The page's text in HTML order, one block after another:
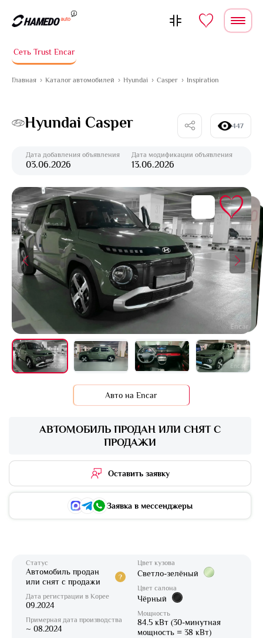
Сеть Trust Encar
Главная Каталог автомобилей Hyundai Casper Inspiration
Hyundai Casper 447
Дата добавления объявления
03.06.2026
Дата модификации объявления
13.06.2026
АВТОМОБИЛЬ ПРОДАН ИЛИ СНЯТ С
ПРОДАЖИ
Оставить заявку
Заявка в мессенджеры
Статус
Автомобиль продан
или снят с продажи
?
Дата регистрации в Корее
09.2024
Примерная дата производства
~ 08.2024
Цвет кузова
Светло-зелёный
Цвет салона
Чёрный
Мощность
84.5 кВт (30-минутная
мощность = 38 кВт)
Авто на Encar